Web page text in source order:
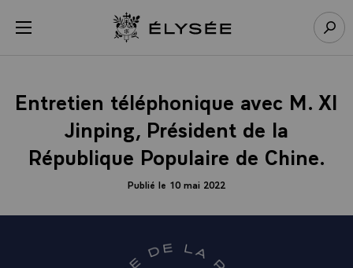
menu Retour à l’accueil Élysée
Entretien téléphonique avec M. XI
Jinping, Président de la
République Populaire de Chine.
Publié le 10 mai 2022
Panneau de gestion des cookies